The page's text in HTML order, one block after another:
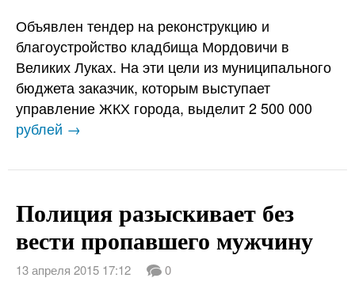
Объявлен тендер на реконструкцию и
благоустройство кладбища Мордовичи в
Великих Луках. На эти цели из муниципального
бюджета заказчик, которым выступает
управление ЖКХ города, выделит 2 500 000
рублей →
Полиция разыскивает без
вести пропавшего мужчину
13 апреля 2015 17:12 0